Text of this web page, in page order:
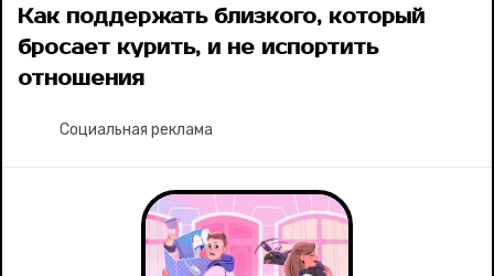
Как поддержать близкого, который
бросает курить, и не испортить
отношения
Социальная реклама